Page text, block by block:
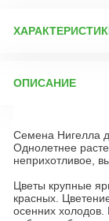
Бренд товара:
Срок отправки:
ОПИСАНИЕ
Семена Нигелла
Однолетнее
неприхотливое,
Цветы крупные
красных.
осенних холодов.